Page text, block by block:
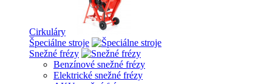
Cirkuláry
Špeciálne stroje
Snežné frézy
Benzínové snežné frézy
Elektrické snežné frézy